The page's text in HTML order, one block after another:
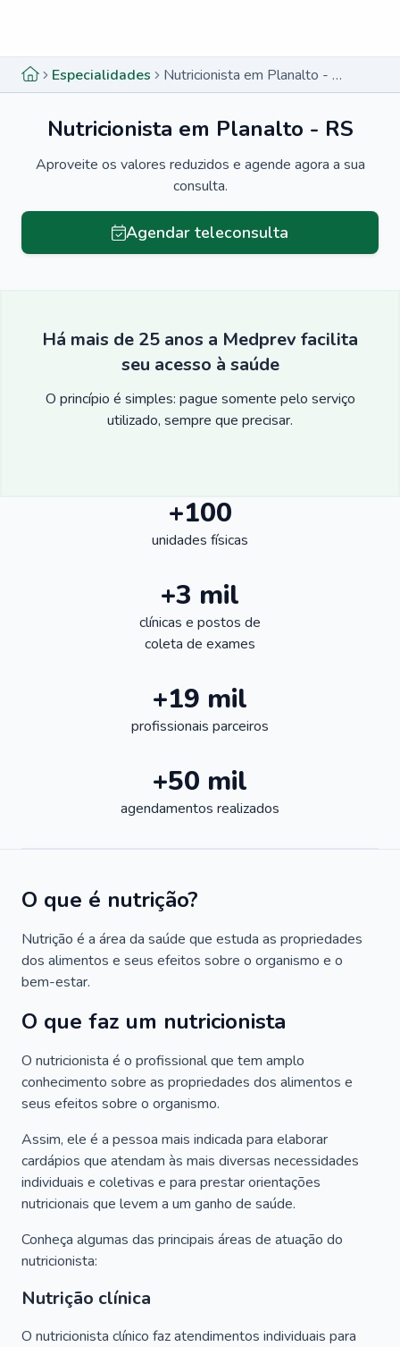
Especialidades Nutricionista em Planalto - RS
Nutricionista em Planalto - RS
Aproveite os valores reduzidos e agende agora a sua
consulta.
Agendar teleconsulta
Há mais de 25 anos a Medprev facilita
seu acesso à saúde
O princípio é simples: pague somente pelo serviço
utilizado, sempre que precisar.
+100
unidades físicas
+3 mil
clínicas e postos de
coleta de exames
+19 mil
profissionais parceiros
+50 mil
agendamentos realizados
O que é nutrição?
Nutrição é a área da saúde que estuda as propriedades
dos alimentos e seus efeitos sobre o organismo e o
bem-estar.
O que faz um nutricionista
O nutricionista é o profissional que tem amplo
conhecimento sobre as propriedades dos alimentos e
seus efeitos sobre o organismo.
Assim, ele é a pessoa mais indicada para elaborar
cardápios que atendam às mais diversas necessidades
individuais e coletivas e para prestar orientações
nutricionais que levem a um ganho de saúde.
Conheça algumas das principais áreas de atuação do
nutricionista:
Nutrição clínica
O nutricionista clínico faz atendimentos individuais para